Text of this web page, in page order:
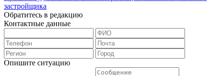
застройщика
Обратитесь в редакцию
Контактные данные
Опишите ситуацию